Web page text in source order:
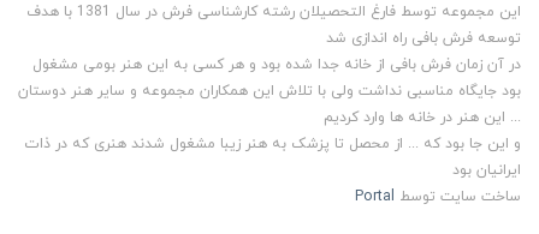
این مجموعه توسط فارغ التحصیلان رشته کارشناسی فرش در سال 1381 با هدف
توسعه فرش بافی راه اندازی شد
در آن زمان فرش بافی از خانه جدا شده بود و هر کسی به این هنر بومی مشغول
بود جایگاه مناسبی نداشت ولی با تلاش این همکاران مجموعه و سایر هنر دوستان
... این هنر در خانه ها وارد کردیم
و این جا بود که ... از محصل تا پزشک به هنر زیبا مشغول شدند هنری که در ذات
ایرانیان بود
ساخت سایت توسط Portal